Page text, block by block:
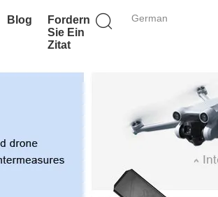
German
Blog
Fordern
Sie Ein
Zitat